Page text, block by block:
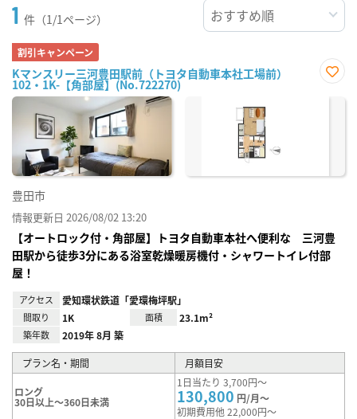
1 件（1/1ページ）
割引キャンペーン
Kマンスリー三河豊田駅前（トヨタ自動車本社工場前）
102・1K-【角部屋】(No.722270)
に入
豊田市
情報更新日 2026/08/02 13:20
【オートロック付・角部屋】トヨタ自動車本社へ便利な 三河豊
田駅から徒歩3分にある浴室乾燥暖房機付・シャワートイレ付部
屋！
アクセス 愛知環状鉄道「愛環梅坪駅」
間取り 1K 面積 23.1m²
築年数 2019年 8月 築
プラン名・期間 月額目安
ロング
30日以上～360日未満
1日当たり 3,700円～
130,800 円/月～
初期費用他 22,000円～